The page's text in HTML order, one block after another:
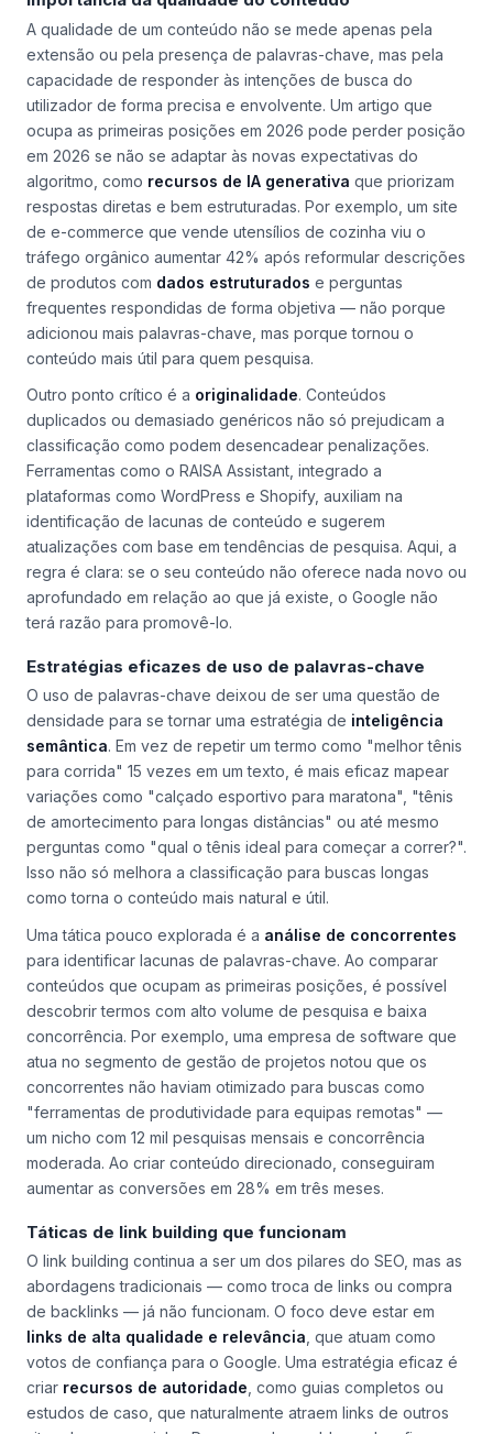
A qualidade de um conteúdo não se mede apenas pela
extensão ou pela presença de palavras-chave, mas pela
capacidade de responder às intenções de busca do
utilizador de forma precisa e envolvente. Um artigo que
ocupa as primeiras posições em 2026 pode perder posição
em 2026 se não se adaptar às novas expectativas do
algoritmo, como recursos de IA generativa que priorizam
respostas diretas e bem estruturadas. Por exemplo, um site
de e-commerce que vende utensílios de cozinha viu o
tráfego orgânico aumentar 42% após reformular descrições
de produtos com dados estruturados e perguntas
frequentes respondidas de forma objetiva — não porque
adicionou mais palavras-chave, mas porque tornou o
conteúdo mais útil para quem pesquisa.
Outro ponto crítico é a originalidade. Conteúdos
duplicados ou demasiado genéricos não só prejudicam a
classificação como podem desencadear penalizações.
Ferramentas como o RAISA Assistant, integrado a
plataformas como WordPress e Shopify, auxiliam na
identificação de lacunas de conteúdo e sugerem
atualizações com base em tendências de pesquisa. Aqui, a
regra é clara: se o seu conteúdo não oferece nada novo ou
aprofundado em relação ao que já existe, o Google não
terá razão para promovê-lo.
Estratégias eficazes de uso de palavras-chave
O uso de palavras-chave deixou de ser uma questão de
densidade para se tornar uma estratégia de inteligência
semântica. Em vez de repetir um termo como "melhor tênis
para corrida" 15 vezes em um texto, é mais eficaz mapear
variações como "calçado esportivo para maratona", "tênis
de amortecimento para longas distâncias" ou até mesmo
perguntas como "qual o tênis ideal para começar a correr?".
Isso não só melhora a classificação para buscas longas
como torna o conteúdo mais natural e útil.
Uma tática pouco explorada é a análise de concorrentes
para identificar lacunas de palavras-chave. Ao comparar
conteúdos que ocupam as primeiras posições, é possível
descobrir termos com alto volume de pesquisa e baixa
concorrência. Por exemplo, uma empresa de software que
atua no segmento de gestão de projetos notou que os
concorrentes não haviam otimizado para buscas como
"ferramentas de produtividade para equipas remotas" —
um nicho com 12 mil pesquisas mensais e concorrência
moderada. Ao criar conteúdo direcionado, conseguiram
aumentar as conversões em 28% em três meses.
Táticas de link building que funcionam
O link building continua a ser um dos pilares do SEO, mas as
abordagens tradicionais — como troca de links ou compra
de backlinks — já não funcionam. O foco deve estar em
links de alta qualidade e relevância , que atuam como
votos de confiança para o Google. Uma estratégia eficaz é
criar recursos de autoridade , como guias completos ou
estudos de caso, que naturalmente atraem links de outros